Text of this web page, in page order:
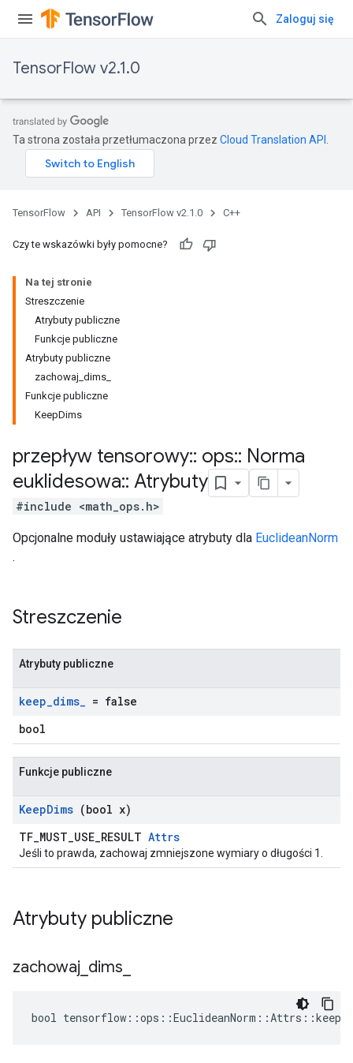
Zaloguj się
TensorFlow v2.1.0
Ta strona została przetłumaczona przez Cloud Translation API
TensorFlow API TensorFlow v2.1.0 C++
Czy te wskazówki były pomocne?
Na tej stronie
Streszczenie
Atrybuty publiczne
Funkcje publiczne
Atrybuty publiczne
zachowaj_dims_
Funkcje publiczne
KeepDims
przepływ tensorowy:: ops:: Norma
euklidesowa:: Atrybuty
#include <math_ops.h>
Opcjonalne moduły ustawiające atrybuty dla EuclideanNorm
.
Streszczenie
Atrybuty publiczne
keep_dims_ = false
bool
Funkcje publiczne
KeepDims (bool x)
TF_MUST_USE_RESULT Attrs
Jeśli to prawda, zachowaj zmniejszone wymiary o długości 1.
Atrybuty publiczne
zachowaj dims
bool